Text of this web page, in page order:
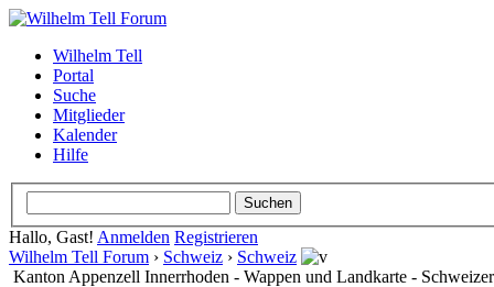
Wilhelm Tell
Portal
Suche
Mitglieder
Kalender
Hilfe
Hallo, Gast! Anmelden Registrieren
Wilhelm Tell Forum › Schweiz › Schweiz
Kanton Appenzell Innerrhoden - Wappen und Landkarte -